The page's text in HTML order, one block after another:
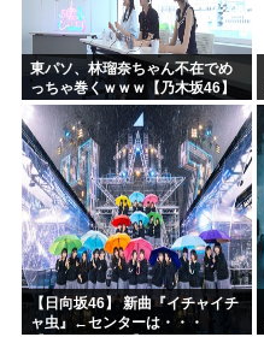
東パソ、林瑠奈ちゃん不在でめ
っちゃ巻くｗｗｗ【乃木坂46】
【日向坂46】 新曲『イチャイチ
ャ虫』←センターは・・・